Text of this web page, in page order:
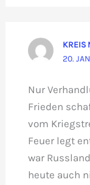
KREIS
20.
Nur
Frieden
vom
Feuer legt
war
heute auch